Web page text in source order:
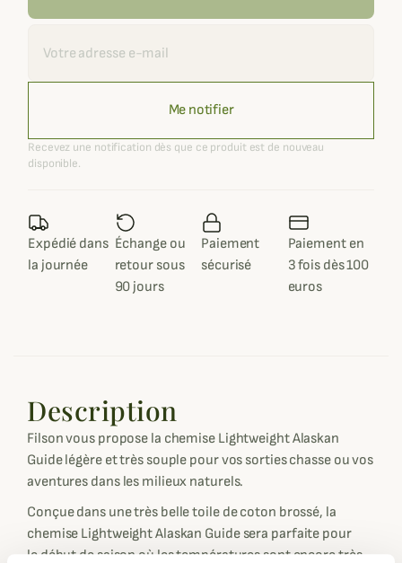
Me notifier
Recevez une notification dès que ce produit est de nouveau
disponible.
Expédié dans
la journée
Échange ou
retour sous
90 jours
Paiement
sécurisé
Paiement en
3 fois dès 100
euros
Description
Filson vous propose la chemise Lightweight Alaskan
Guide légère et très souple pour vos sorties chasse ou vos
aventures dans les milieux naturels.
Conçue dans une très belle toile de coton brossé, la
chemise Lightweight Alaskan Guide sera parfaite pour
le début de saison où les températures sont encore très